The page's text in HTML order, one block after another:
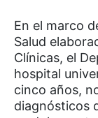
En el marco
Salud
Clínicas, el
hospital
cinco años,
diagnósticos